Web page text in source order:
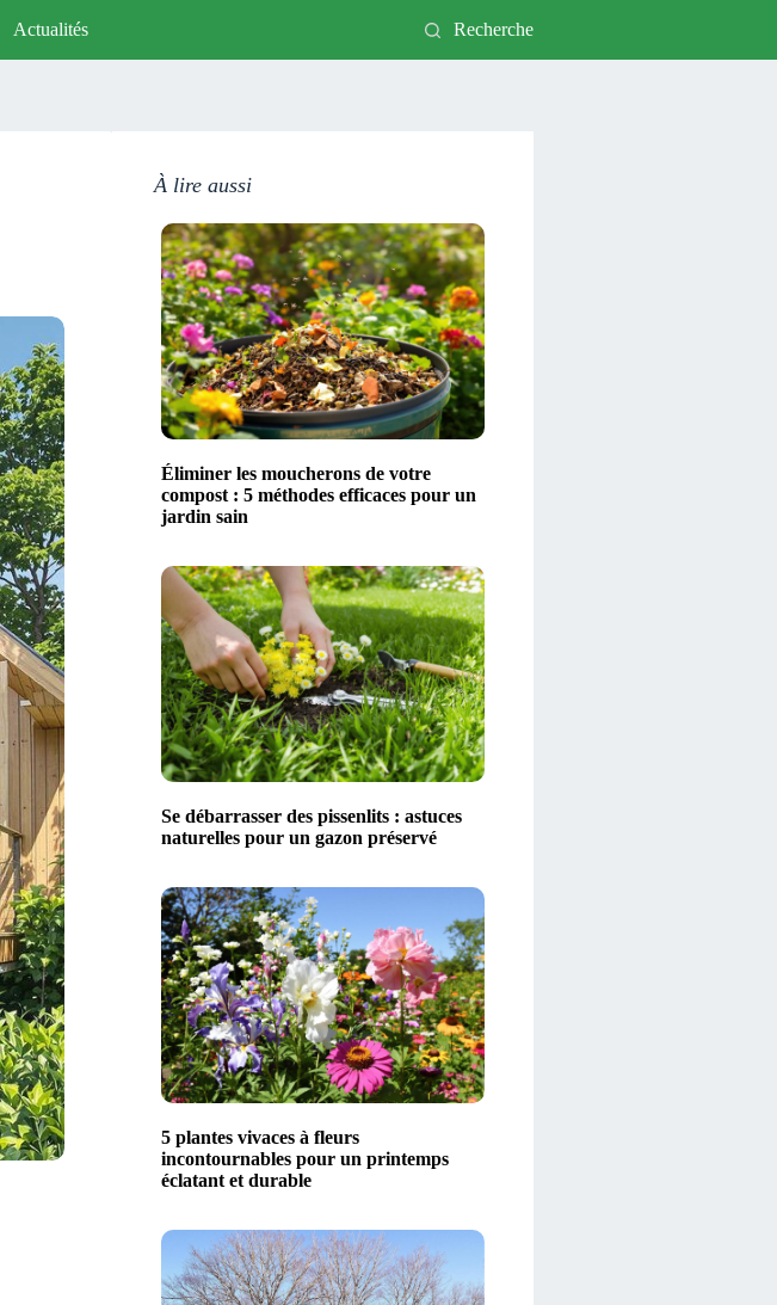
Actualités Recherche
À lire aussi
Éliminer les moucherons de votre
compost : 5 méthodes efficaces pour un
jardin sain
Se débarrasser des pissenlits : astuces
naturelles pour un gazon préservé
5 plantes vivaces à fleurs
incontournables pour un printemps
éclatant et durable